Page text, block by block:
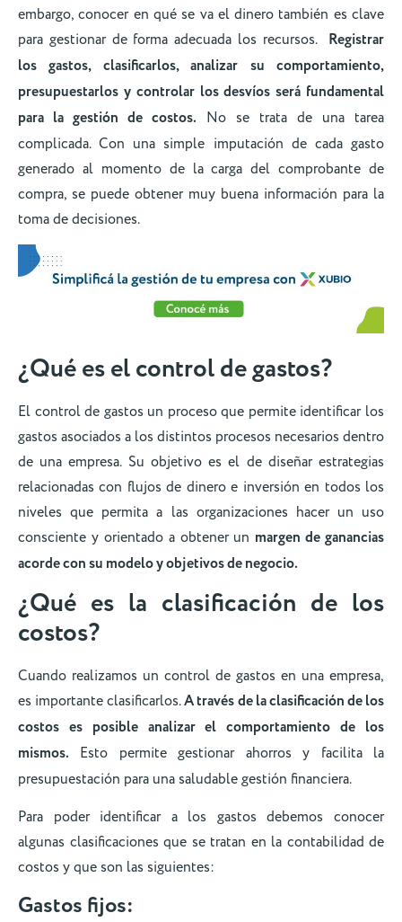
embargo, conocer en qué se va el dinero también es clave
para gestionar de forma adecuada los recursos. Registrar
los gastos, clasificarlos, analizar su comportamiento,
presupuestarlos y controlar los desvíos será fundamental
para la gestión de costos. No se trata de una tarea
complicada. Con una simple imputación de cada gasto
generado al momento de la carga del comprobante de
compra, se puede obtener muy buena información para la
toma de decisiones.
¿Qué es el control de gastos?
El control de gastos un proceso que permite identificar los
gastos asociados a los distintos procesos necesarios dentro
de una empresa. Su objetivo es el de diseñar estrategias
relacionadas con flujos de dinero e inversión en todos los
niveles que permita a las organizaciones hacer un uso
consciente y orientado a obtener un margen de ganancias
acorde con su modelo y objetivos de negocio.
¿Qué es la clasificación de los
costos?
Cuando realizamos un control de gastos en una empresa,
es importante clasificarlos.A través de la clasificación de los
costos es posible analizar el comportamiento de los
mismos. Esto permite gestionar ahorros y facilita la
presupuestación para una saludable gestión financiera.
Para poder identificar a los gastos debemos conocer
algunas clasificaciones que se tratan en la contabilidad de
costos y que son las siguientes:
Gastos fijos: